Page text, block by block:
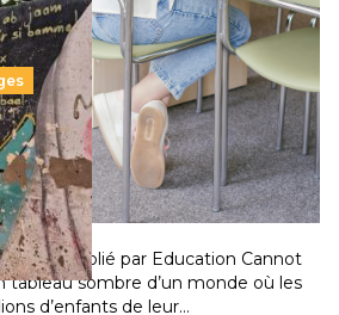
victimes de la guerre, des
et des déplacements de
publié par Education Cannot
tableau sombre d’un monde où les
d’enfants de leur…